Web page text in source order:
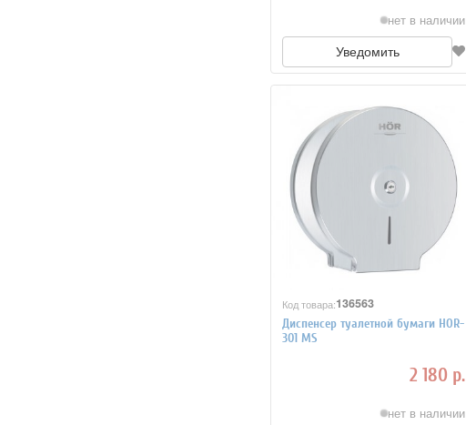
нет в наличии
Уведомить
Код товара:136563
Диспенсер туалетной бумаги HOR-
301 MS
2 180 р.
нет в наличии